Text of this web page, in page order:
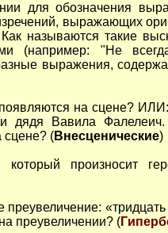
для обозначения
выражающих
называются такие
(например: "Не
выражения,
на сцене?
дядя Вавила
сцене? (Внесценические)
произносит
преувеличении? (